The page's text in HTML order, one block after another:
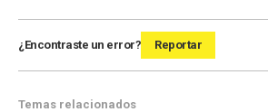
¿Encontraste un error? Reportar
Temas relacionados